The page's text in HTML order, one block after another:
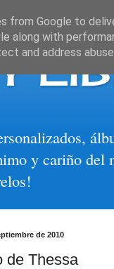
y cariño del
de 2010
de Thessa
from Google to
along with
and address